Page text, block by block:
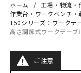
ホーム
工場・物流・
作業台・ワークベンチ・
150シリーズ：ワークテ
高さ調節式ワークテー
ご注意